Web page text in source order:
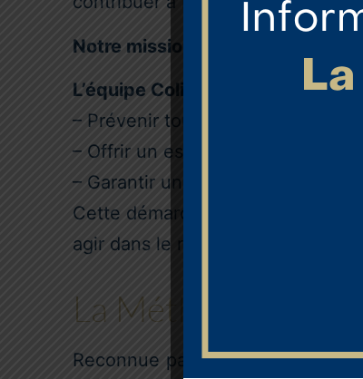
Notre mission : protéger et
L’équipe Colibris est présente
– Prévenir toute forme de mal-
– Offrir un espace d’écoute et de
– Garantir un climat scolaire
Cette démarche s’inscrit dans la
agir dans le respect de la loi,
La Méthode de
Reconnue par l’Éducation